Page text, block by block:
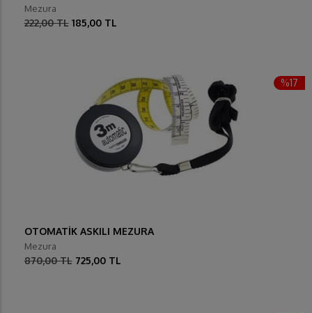
Mezura
222,00 TL 185,00 TL
%17
OTOMATİK ASKILI MEZURA
Mezura
870,00 TL 725,00 TL